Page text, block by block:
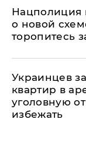
Нацполиция
о новой
торопитесь
Украинцев
квартир в
уголовную
избежать